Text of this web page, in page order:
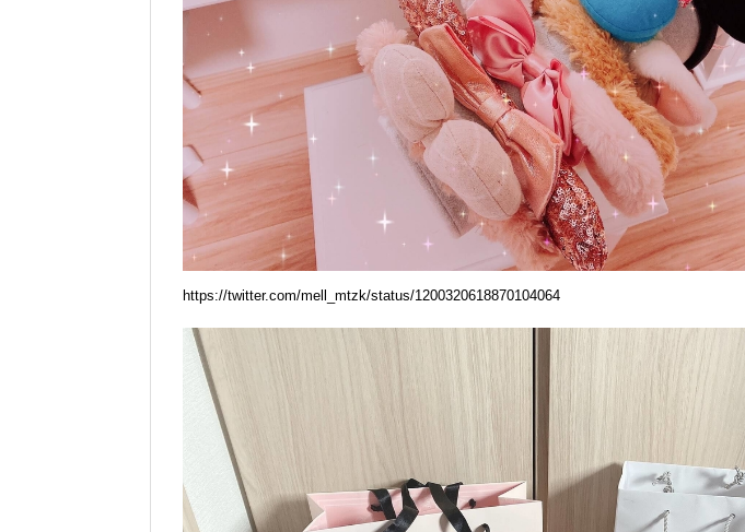
https://twitter.com/mell_mtzk/status/1200320618870104064